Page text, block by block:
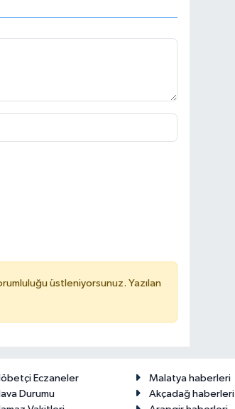
üstleniyorsunuz. Yazılan
Eczaneler
Durumu
Malatya haberleri
Akçadağ haberleri